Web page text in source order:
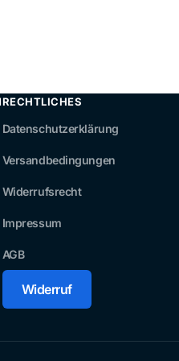
RECHTLICHES
Datenschutzerklärung
Versandbedingungen
Widerrufsrecht
Impressum
AGB
Widerruf